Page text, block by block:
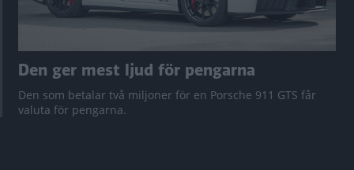
Den ger mest ljud för pengarna
Den som betalar två miljoner för en Porsche 911 GTS får
valuta för pengarna.